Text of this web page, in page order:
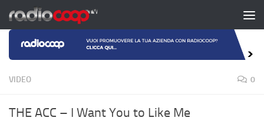
Salta al contenuto
VIDEO 0
THE ACC – I Want You to Like Me